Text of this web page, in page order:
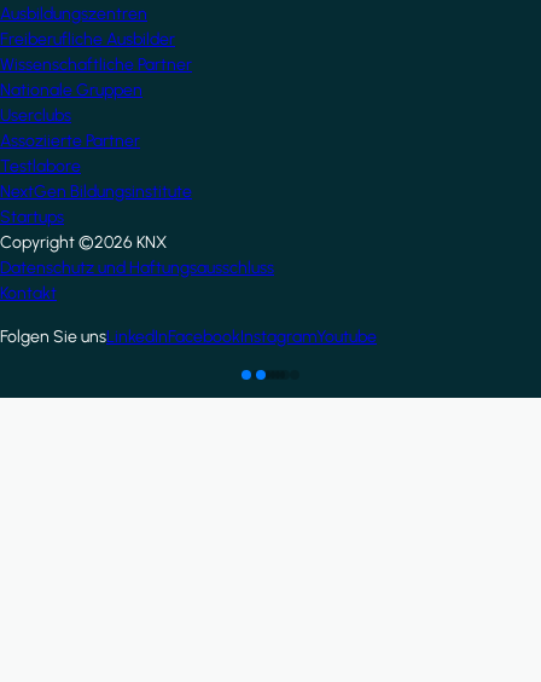
Ausbildungszentren
Freiberufliche Ausbilder
Wissenschaftliche Partner
Nationale Gruppen
Userclubs
Assoziierte Partner
Testlabore
NextGen Bildungsinstitute
Startups
Copyright ©2026 KNX
Footer
Datenschutz und Haftungsausschluss
Kontakt
Folgen Sie unsLinkedInFacebookInstagramYoutube